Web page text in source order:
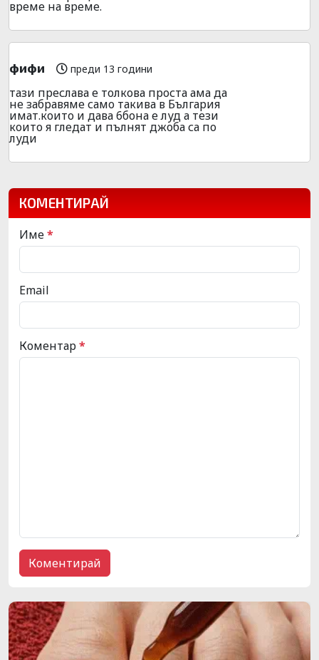
време на време.
фифи преди 13 години
тази преслава е толкова проста ама да
не забравяме само такива в България
имат.които и дава 6бона е луд а тези
които я гледат и пълнят джоба са по
луди
КОМЕНТИРАЙ
Име*
Email
Коментар*